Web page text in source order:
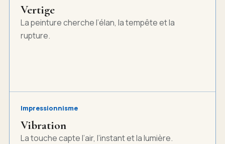
Vertige
La peinture cherche l’élan, la tempête et la
rupture.
Impressionnisme
Vibration
La touche capte l’air, l’instant et la lumière.